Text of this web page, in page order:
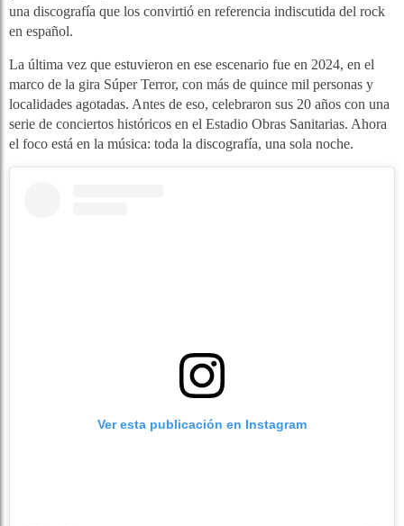
una discografía que los convirtió en referencia indiscutida del rock
en español.
La última vez que estuvieron en ese escenario fue en 2024, en el
marco de la gira Súper Terror, con más de quince mil personas y
localidades agotadas. Antes de eso, celebraron sus 20 años con una
serie de conciertos históricos en el Estadio Obras Sanitarias. Ahora
el foco está en la música: toda la discografía, una sola noche.
Ver esta publicación en Instagram